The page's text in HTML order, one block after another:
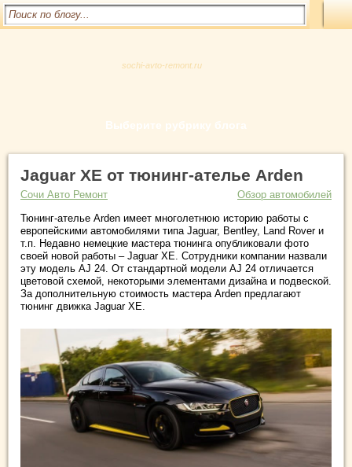
sochi-avto-remont.ru
Выберите рубрику блога
Jaguar XE от тюнинг-ателье Arden
Сочи Авто Ремонт
Обзор автомобилей
Тюнинг-ателье Arden имеет многолетнюю историю работы с
европейскими автомобилями типа Jaguar, Bentley, Land Rover и
т.п. Недавно немецкие мастера тюнинга опубликовали фото
своей новой работы – Jaguar XE. Сотрудники компании назвали
эту модель AJ 24. От стандартной модели AJ 24 отличается
цветовой схемой, некоторыми элементами дизайна и подвеской.
За дополнительную стоимость мастера Arden предлагают
тюнинг движка Jaguar XE.